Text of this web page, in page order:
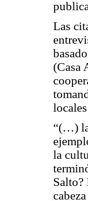
Las
(Casa
“(…)
la
Salto?